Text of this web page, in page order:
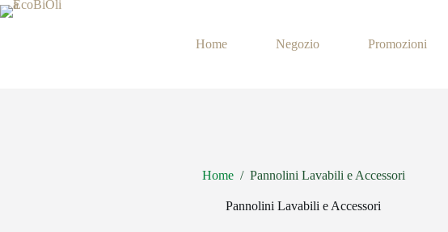
Salta
al
Home Negozio Promozioni
Home / Pannolini Lavabili e Accessori
Pannolini Lavabili e Accessori